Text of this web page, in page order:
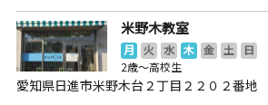
米野木教室
月 火 水 木 金 土
日
2歳～高校生
愛知県日進市米野木台２丁目２２０２番地